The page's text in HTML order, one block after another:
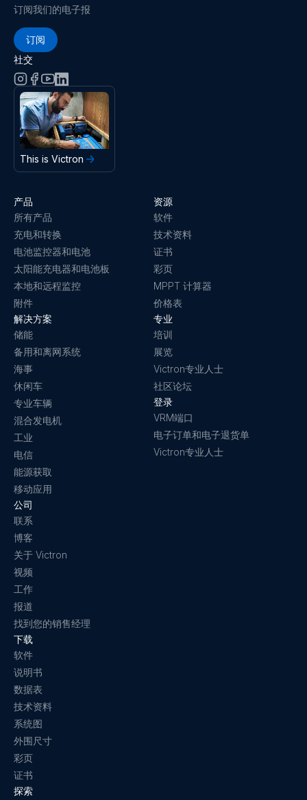
订阅我们的电子报
订阅
社交
This is Victron
产品
所有产品
充电和转换
电池监控器和电池
太阳能充电器和电池板
本地和远程监控
附件
探索
下载
软件
说明书
数据表
技术资料
系统图
外围尺寸
彩页
证书
解决方案
储能
备用和离网系统
海事
休闲车
专业车辆
混合发电机
工业
电信
能源获取
移动应用
公司
联系
博客
关于 Victron
视频
工作
报道
找到您的销售经理
资源
软件
技术资料
证书
彩页
MPPT 计算器
价格表
专业
培训
展览
Victron专业人士
社区论坛
登录
VRM端口
电子订单和电子退货单
Victron专业人士